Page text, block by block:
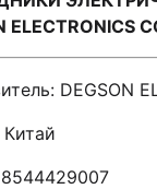
ELECTRONICS
DEGSON